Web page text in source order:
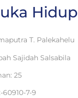
Hidup
T. Palekahelu
Sajidah Salsabila
25
60910-7-9